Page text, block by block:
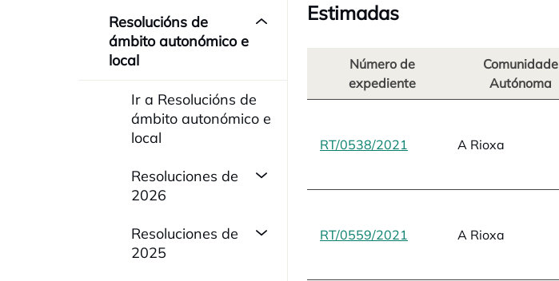
Resolucións de
ámbito autonómico e
local
Ir a Resolucións de
ámbito autonómico e
local
Resoluciones de
2026
Resoluciones de
2025
Estimadas
Número de
expediente
Comunidade
Autónoma
RT/0538/2021 opens in a new tab
A Rioxa
RT/0559/2021 opens in a new tab
A Rioxa